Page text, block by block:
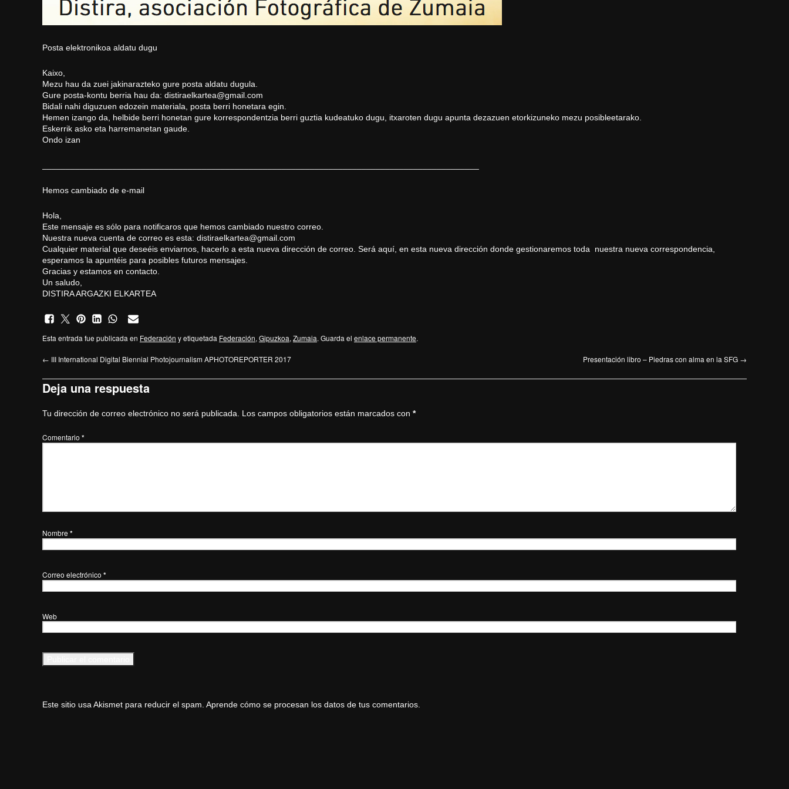
Posta elektronikoa aldatu dugu
Kaixo,
Mezu hau da zuei jakinarazteko gure posta aldatu dugula.
Gure posta-kontu berria hau da: distiraelkartea@gmail.com
Bidali nahi diguzuen edozein materiala, posta berri honetara egin.
Hemen izango da, helbide berri honetan gure korrespondentzia berri guztia kudeatuko dugu, itxaroten dugu apunta dezazuen etorkizuneko mezu posibleetarako.
Eskerrik asko eta harremanetan gaude.
Ondo izan
Hemos cambiado de e-mail
Hola,
Este mensaje es sólo para notificaros que hemos cambiado nuestro correo.
Nuestra nueva cuenta de correo es esta: distiraelkartea@gmail.com
Cualquier material que deseéis enviarnos, hacerlo a esta nueva dirección de correo. Será aquí, en esta nueva dirección donde gestionaremos toda nuestra nueva correspondencia,
esperamos la apuntéis para posibles futuros mensajes.
Gracias y estamos en contacto.
Un saludo,
DISTIRA ARGAZKI ELKARTEA
Esta entrada fue publicada en Federación y etiquetada Federación, Gipuzkoa, Zumaia. Guarda el enlace permanente.
← III International Digital Biennial Photojournalism APHOTOREPORTER 2017 Presentación libro – Piedras con alma en la SFG →
Deja una respuesta
Tu dirección de correo electrónico no será publicada. Los campos obligatorios están marcados con *
Comentario *
Nombre *
Correo electrónico *
Web
Este sitio usa Akismet para reducir el spam. Aprende cómo se procesan los datos de tus comentarios.